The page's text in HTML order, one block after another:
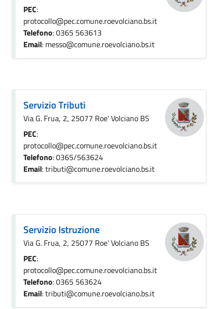
PEC:
protocollo@pec.comune.roevolciano.bs.it
Telefono: 0365 563613
Email: messo@comune.roevolciano.bs.it
Servizio Tributi
Via G. Frua, 2, 25077 Roe' Volciano BS
PEC:
protocollo@pec.comune.roevolciano.bs.it
Telefono: 0365/563624
Email: tributi@comune.roevolciano.bs.it
Servizio Istruzione
Via G. Frua, 2, 25077 Roe' Volciano BS
PEC:
protocollo@pec.comune.roevolciano.bs.it
Telefono: 0365 563624
Email: tributi@comune.roevolciano.bs.it